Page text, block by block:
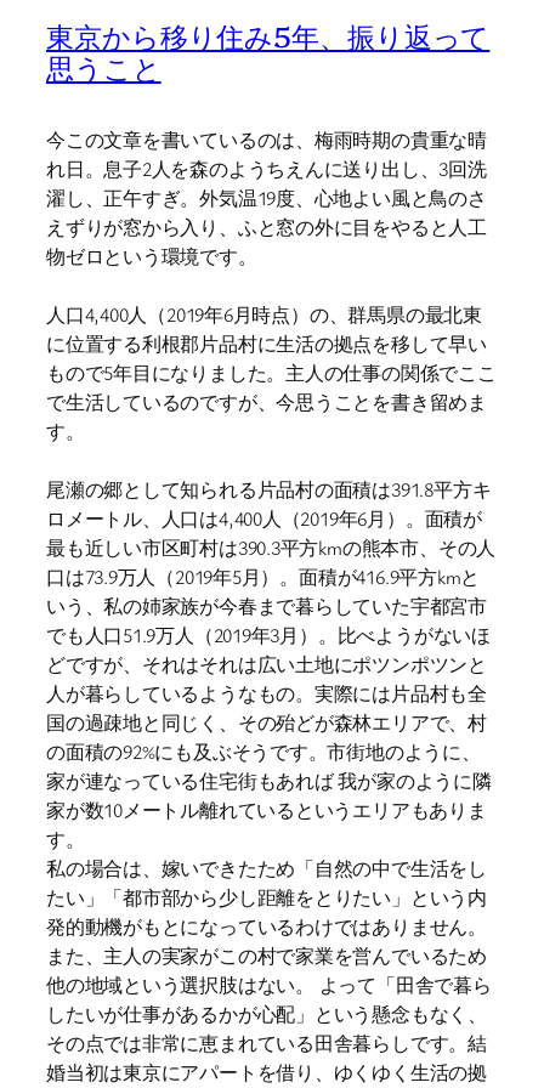
東京から移り住み5年、振り返って
思うこと
今この文章を書いているのは、梅雨時期の貴重な晴
れ日。息子2人を森のようちえんに送り出し、3回洗
濯し、正午すぎ。外気温19度、心地よい風と鳥のさ
えずりが窓から入り、ふと窓の外に目をやると人工
物ゼロという環境です。
人口4,400人（2019年6月時点）の、群馬県の最北東
に位置する利根郡片品村に生活の拠点を移して早い
もので5年目になりました。主人の仕事の関係でここ
で生活しているのですが、今思うことを書き留めま
す。
尾瀬の郷として知られる片品村の面積は391.8平方キ
ロメートル、人口は4,400人（2019年6月）。面積が
最も近しい市区町村は390.3平方kmの熊本市、その人
口は73.9万人（2019年5月）。面積が416.9平方kmと
いう、私の姉家族が今春まで暮らしていた宇都宮市
でも人口51.9万人（2019年3月）。比べようがないほ
どですが、それはそれは広い土地にポツンポツンと
人が暮らしているようなもの。実際には片品村も全
国の過疎地と同じく、その殆どが森林エリアで、村
の面積の92%にも及ぶそうです。市街地のように、
家が連なっている住宅街もあれば 我が家のように隣
家が数10メートル離れているというエリアもありま
す。
私の場合は、嫁いできたため「自然の中で生活をし
たい」「都市部から少し距離をとりたい」という内
発的動機がもとになっているわけではありません。
また、主人の実家がこの村で家業を営んでいるため
他の地域という選択肢はない。 よって「田舎で暮ら
したいが仕事があるかが心配」という懸念もなく、
その点では非常に恵まれている田舎暮らしです。結
婚当初は東京にアパートを借り、ゆくゆく生活の拠